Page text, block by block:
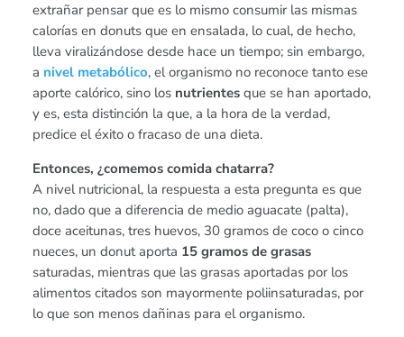
extrañar pensar que es lo mismo consumir las mismas
calorías en donuts que en ensalada, lo cual, de hecho,
lleva viralizándose desde hace un tiempo; sin embargo,
a nivel metabólico, el organismo no reconoce tanto ese
aporte calórico, sino los nutrientes que se han aportado,
y es, esta distinción la que, a la hora de la verdad,
predice el éxito o fracaso de una dieta.
Entonces, ¿comemos comida chatarra?
A nivel nutricional, la respuesta a esta pregunta es que
no, dado que a diferencia de medio aguacate (palta),
doce aceitunas, tres huevos, 30 gramos de coco o cinco
nueces, un donut aporta 15 gramos de grasas
saturadas, mientras que las grasas aportadas por los
alimentos citados son mayormente poliinsaturadas, por
lo que son menos dañinas para el organismo.